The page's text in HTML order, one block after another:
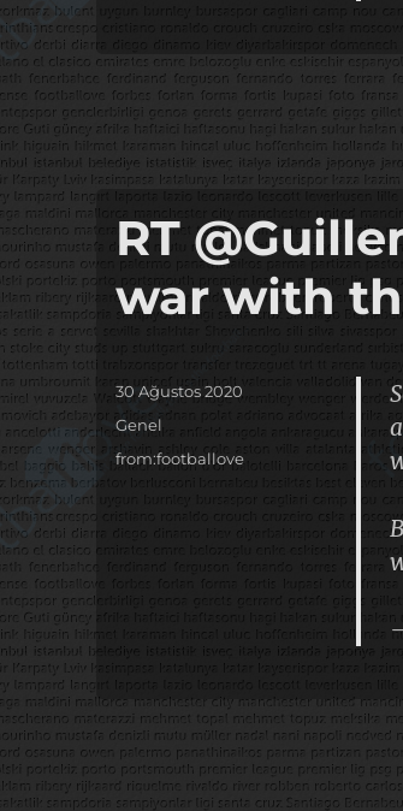
RT
war with
Yayın
tarihi
30 Ağustos 2020
Kategoriler
Genel
Etiketler
from:footballove